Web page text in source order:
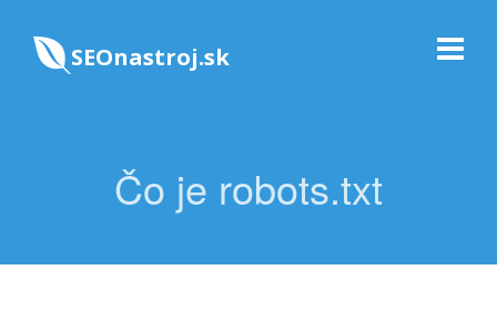
SEOnastroj.sk
Čo je robots.txt